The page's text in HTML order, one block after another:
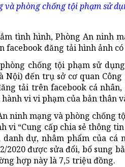
và phòng chống tội phạm sử
tình hình, Phòng An ninh
facebook đăng tải hình ảnh
chống tội phạm sử
đến trụ sở cơ quan
tải trên facebook cá
vi vi phạm của bản thân
ninh mạng và phòng chống
vi “Cung cấp chia sẻ thông
dự, nhâm phẩm của
2020 được sửa đổi, bổ sung
hợp này là 7,5 triệu đồng.